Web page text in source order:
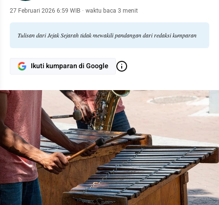
27 Februari 2026 6:59 WIB · waktu baca 3 menit
Tulisan dari Jejak Sejarah tidak mewakili pandangan dari redaksi kumparan
Ikuti kumparan di Google